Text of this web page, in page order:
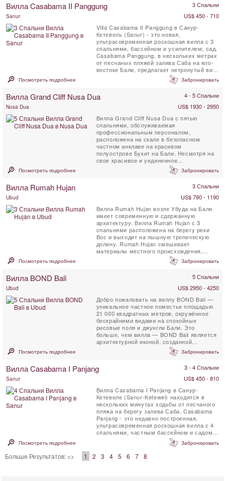
Вилла Casabama II Panggung 3 Спальни
Sanur
US$ 450 - 710
Villa Casabama II Panggung в Санур-
Кетевель (Sanur) - это новая,
ультрасовременная роскошная вилла с 3
спальнями, бассейном и усилителем; сад.
Casabama Panggung, в нескольких метрах
от песчаных пляжей залива Саба на юго-
востоке Бали, предлагает нетронутый вид
на близлежащий океан и на далекую ...
Посмотреть подробнее Забронировать
Вилла Grand Cliff Nusa Dua 4 - 5 Спальни
Nusa Dua
US$ 1930 - 2950
Вилла Grand Cliff Nusa Dua с пятью
спальнями, обслуживаемая
профессиональным персоналом,
расположена на скале в безопасном
частном анклаве на красивом
полуострове Букит на Бали. Несмотря на
свое красивое и уединенное
расположение, вилла находится всего в 5
Посмотреть подробнее Забронировать
Вилла Rumah Hujan 3 Спальни
Ubud
US$ 790 - 1190
Вилла Rumah Hujan возле Убуда на Бали
имеет современную и сдержанную
архитектуру. Вилла Rumah Hujan с 3
спальнями расположена на берегу реки
Вос и выходит на пышную тропическую
долину. Rumah Hujan смешивает
материалы местного происхождения,
такие как вулканические камни и ...
Посмотреть подробнее Забронировать
Вилла BOND Bali 5 Спальни
Ubud
US$ 2950 - 4250
Добро пожаловать на виллу BOND Bali —
уникальное частное поместье площадью
21 000 квадратных метров, окружённое
бескрайними видами на спокойные
рисовые поля и джунгли Бали. Это
больше, чем вилла — BOND Bali является
архитектурной иконой, созданной
Алексисом Дорнье, чтобы ...
Посмотреть подробнее Забронировать
Вилла Casabama I Panjang 3 - 4 Спальни
Sanur
US$ 450 - 810
Вилла Casabama I Panjang в Санур-
Кетевеле (Sanur-Ketewel) находится в
нескольких минутах ходьбы от песчаного
пляжа на берегу залива Саба. Casabama
Panjang - это недавно построенная,
ультрасовременная роскошная вилла с 4
спальнями, частным бассейном и садом.
Вилла предлагает нетронутый вид ...
Посмотреть подробнее Забронировать
Больше Результатов: => 1 2 3 4 5 6 7 8